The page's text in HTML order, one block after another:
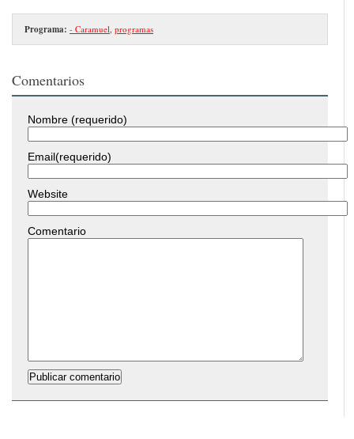
Programa: - Caramuel programas
Comentarios
Nombre (requerido)
Email(requerido)
Website
Comentario